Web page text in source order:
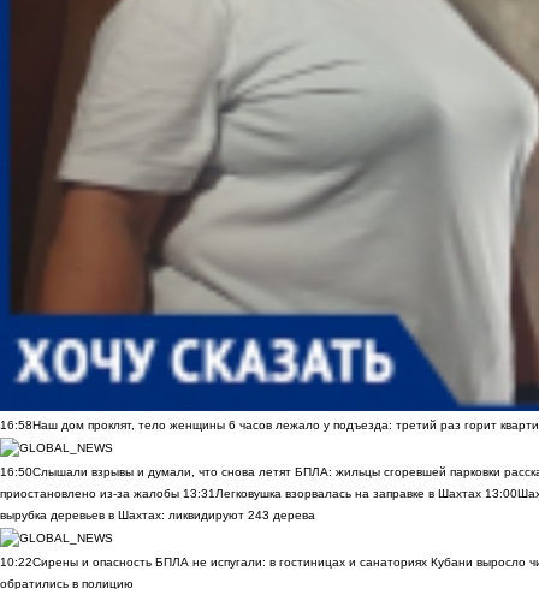
16:58Наш дом проклят, тело женщины 6 часов лежало у подъезда: третий раз горит
16:50Слышали взрывы и думали, что снова летят БПЛА: жильцы сгоревшей парковки
приостановлено из-за жалобы 13:31 Легковушка взорвалась на заправке в Шахтах 13:00
вырубка деревьев в Шахтах: ликвидируют 243 дерева
10:22Сирены и опасность БПЛА не испугали: в гостиницах и санаториях Кубани выросло
обратились в полицию